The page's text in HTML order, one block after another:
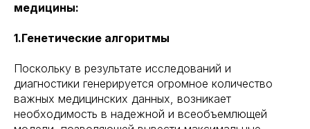
медицины:
1.Генетические алгоритмы
Поскольку в результате исследований и
диагностики генерируется огромное количество
важных медицинских данных, возникает
необходимость в надежной и всеобъемлющей